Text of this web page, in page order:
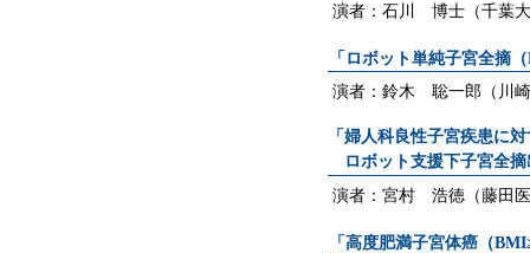
演者：石川 博士（千葉
「ロボット単純子宮全摘
演者：鈴木 聡一郎（川
「婦人科良性子宮疾患に
ロボット支援下子宮全
演者：宮村 浩徳（藤田
「高度肥満子宮体癌（